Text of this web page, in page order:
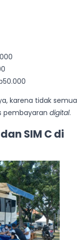
karena tidak semua
pembayaran digital.
SIM C di